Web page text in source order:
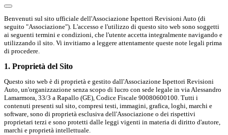
Benvenuti sul sito ufficiale dell'Associazione Ispettori Revisioni Auto (di
seguito "Associazione"). L'accesso e l'utilizzo di questo sito web sono soggetti
ai seguenti termini e condizioni, che l'utente accetta integralmente navigando e
utilizzando il sito. Vi invitiamo a leggere attentamente queste note legali prima
di procedere.
1. Proprietà del Sito
Questo sito web è di proprietà e gestito dall'Associazione Ispettori Revisioni
Auto, un'organizzazione senza scopo di lucro con sede legale in via Alessandro
Lamarmora, 33/3 a Rapallo (GE), Codice Fiscale 90080600100. Tutti i
contenuti presenti sul sito, compresi testi, immagini, grafica, loghi, marchi e
software, sono di proprietà esclusiva dell'Associazione o dei rispettivi
proprietari terzi e sono protetti dalle leggi vigenti in materia di diritto d'autore,
marchi e proprietà intellettuale.